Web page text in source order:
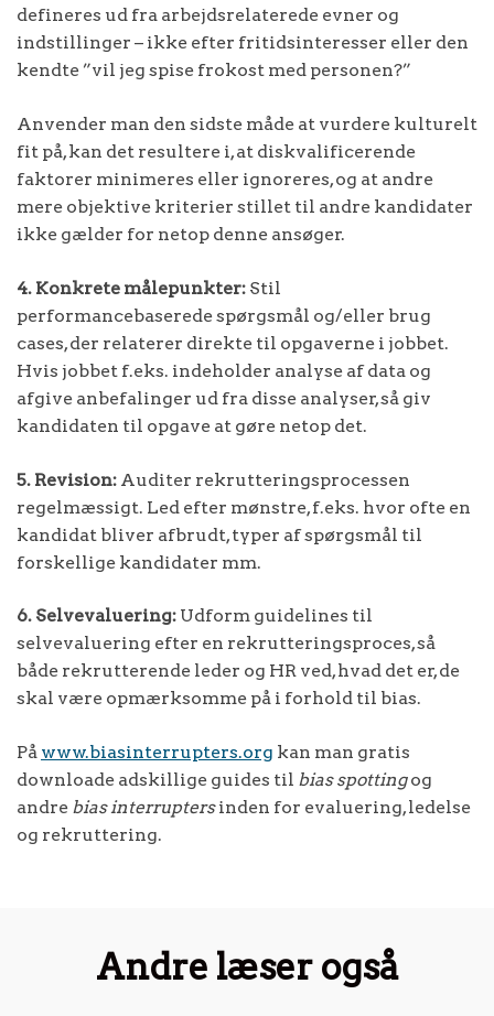
defineres ud fra arbejdsrelaterede evner og
indstillinger – ikke efter fritidsinteresser eller den
kendte ”vil jeg spise frokost med personen?”
Anvender man den sidste måde at vurdere kulturelt
fit på, kan det resultere i, at diskvalificerende
faktorer minimeres eller ignoreres, og at andre
mere objektive kriterier stillet til andre kandidater
ikke gælder for netop denne ansøger.
4. Konkrete målepunkter: Stil
performancebaserede spørgsmål og/eller brug
cases, der relaterer direkte til opgaverne i jobbet.
Hvis jobbet f.eks. indeholder analyse af data og
afgive anbefalinger ud fra disse analyser, så giv
kandidaten til opgave at gøre netop det.
5. Revision: Auditer rekrutteringsprocessen
regelmæssigt. Led efter mønstre, f.eks. hvor ofte en
kandidat bliver afbrudt, typer af spørgsmål til
forskellige kandidater mm.
6. Selvevaluering: Udform guidelines til
selvevaluering efter en rekrutteringsproces, så
både rekrutterende leder og HR ved, hvad det er, de
skal være opmærksomme på i forhold til bias.
På www.biasinterrupters.org kan man gratis
downloade adskillige guides til bias spottingog
andre bias interruptersinden for evaluering, ledelse
og rekruttering.
Andre læser også